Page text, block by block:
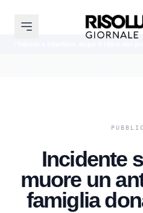
Incidente
muore un
famiglia